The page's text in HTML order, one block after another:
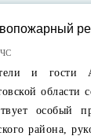
и гости
области
особый
района,